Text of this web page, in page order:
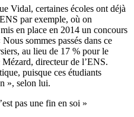
Vidal, certaines écoles ont déjà
par exemple, où on
en place en 2014 un concours
sommes passés dans ce
au lieu de 17 % pour le
directeur de l’ENS.
puisque ces étudiants
», selon lui.
pas une fin en soi »